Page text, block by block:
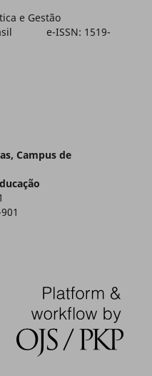
e Gestão
e-ISSN: 1519-
Campus de